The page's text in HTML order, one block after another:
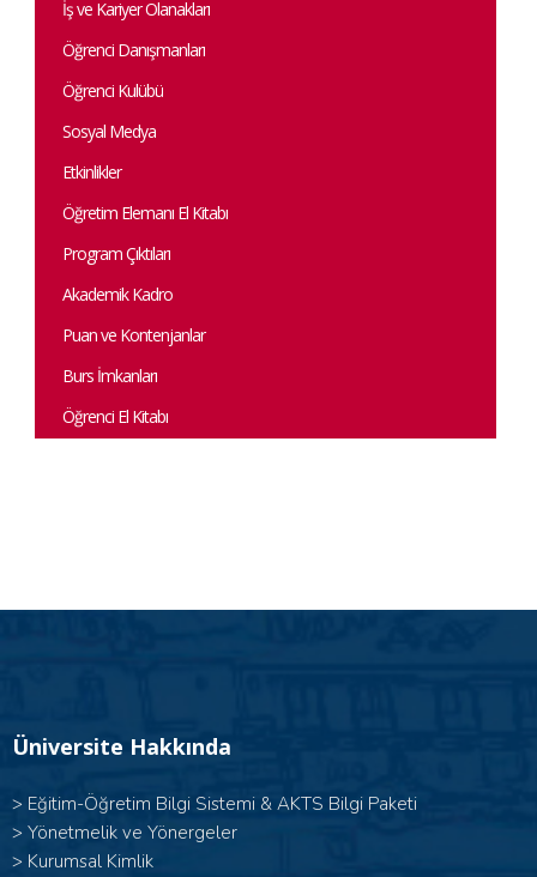
İş ve Kariyer Olanakları
Öğrenci Danışmanları
Öğrenci Kulübü
Sosyal Medya
Etkinlikler
Öğretim Elemanı El Kitabı
Program Çıktıları
Akademik Kadro
Puan ve Kontenjanlar
Burs İmkanları
Öğrenci El Kitabı
Üniversite Hakkında
> Eğitim-Öğretim Bilgi Sistemi & AKTS Bilgi Paketi
> Yönetmelik ve Yönergeler
> Kurumsal Kimlik